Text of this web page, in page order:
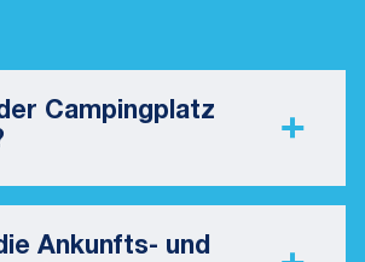
Campingplatz
Ankunfts- und